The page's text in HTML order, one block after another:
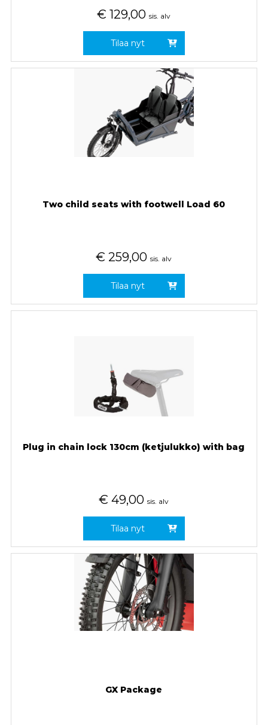
€ 129,00 sis. alv
Tilaa nyt
Two child seats with footwell Load 60
€ 259,00 sis. alv
Tilaa nyt
Plug in chain lock 130cm (ketjulukko) with bag
€ 49,00 sis. alv
Tilaa nyt
GX Package